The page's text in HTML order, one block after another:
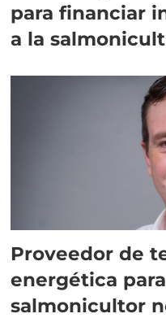
para financiar
a la
Proveedor de
energética
salmonicultor